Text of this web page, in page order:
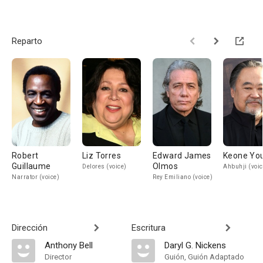
Reparto
Robert
Guillaume
Narrator (voice)
Liz Torres
Delores (voice)
Edward James
Olmos
Rey Emiliano (voice)
Keone
Ahbuhji
Dirección
Anthony Bell
Director
Escritura
Daryl G. Nickens
Guión, Guión Adaptado